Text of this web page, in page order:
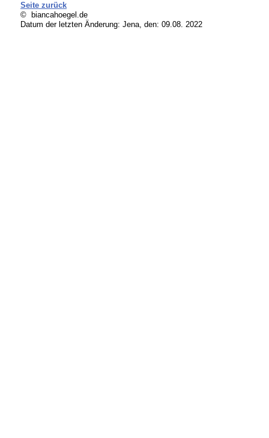
Seite zurück
© biancahoegel.de
Datum der letzten Änderung: Jena, den: 09.08. 2022